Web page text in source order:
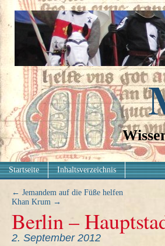
Startseite Inhaltsverzeichnis
← Jemandem auf die Füße helfen
Khan Krum →
Berlin –
2. September 2012